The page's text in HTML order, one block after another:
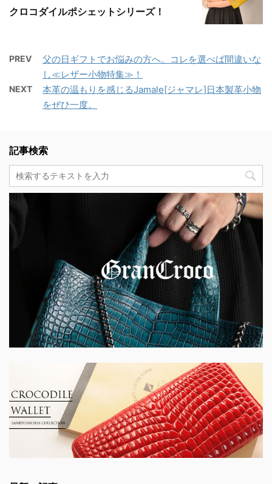
クロコダイルポシェットシリーズ！
PREV
父の日ギフトでお悩みの方へ。コレを選べば間違いな
し≪レザー小物特集≫！
NEXT
本革の温もりを感じるJamale[ジャマレ]日本製革小物
をぜひ一度。
記事検索